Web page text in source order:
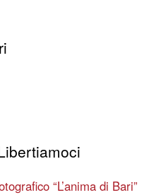
“L’anima di Bari”